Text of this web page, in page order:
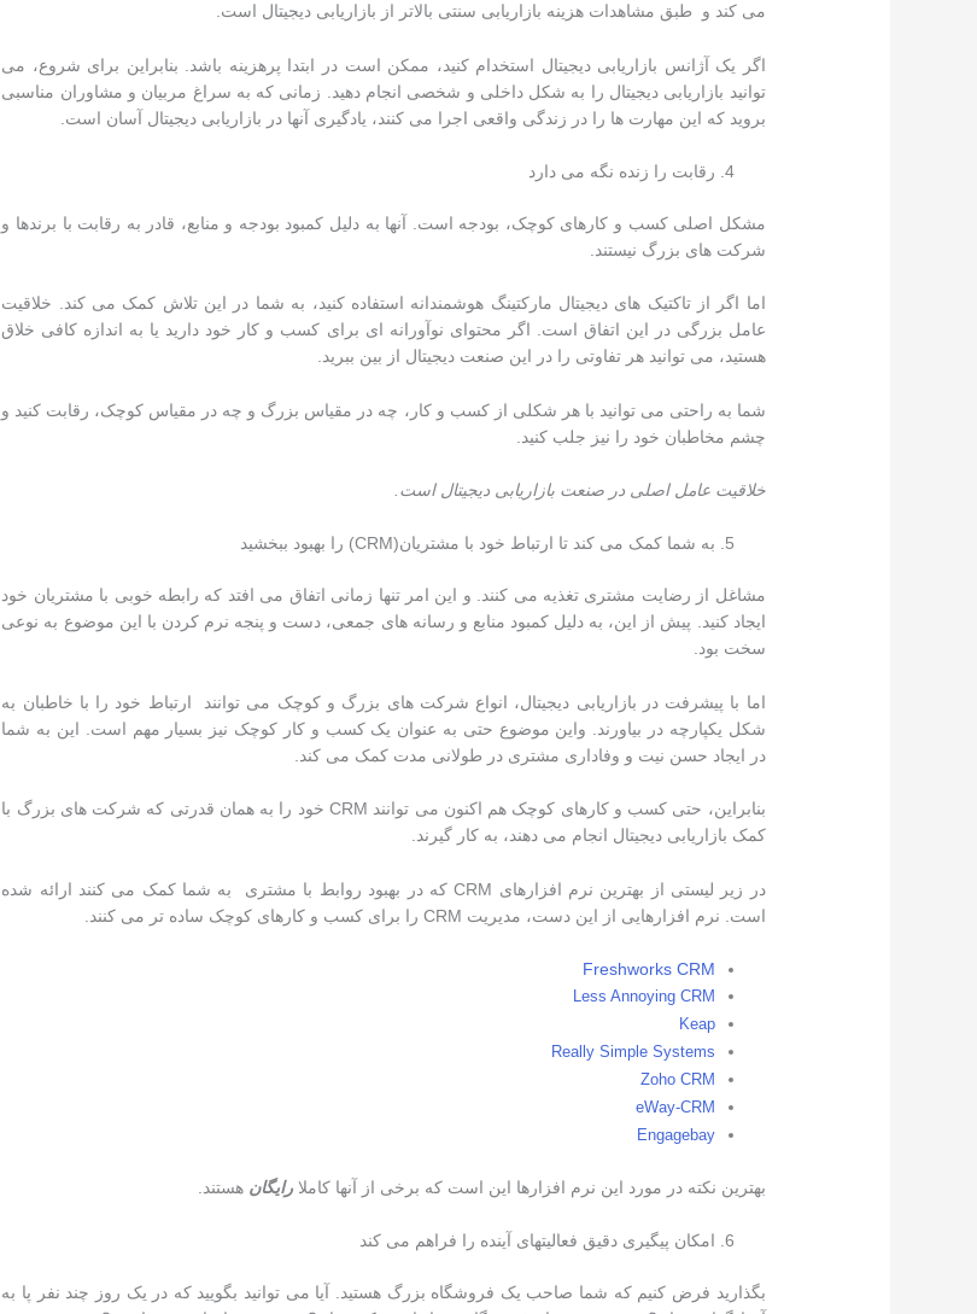
می کند و طبق مشاهدات هزینه بازاریابی سنتی بالاتر از بازاریابی دیجیتال است.
اگر یک آژانس بازاریابی دیجیتال استخدام کنید، ممکن است در ابتدا پرهزینه باشد. بنابراین برای شروع، می
توانید بازاریابی دیجیتال را به شکل داخلی و شخصی انجام دهید. زمانی که به سراغ مربیان و مشاوران مناسبی
بروید که این مهارت ها را در زندگی واقعی اجرا می کنند، یادگیری آنها در بازاریابی دیجیتال آسان است.
رقابت را زنده نگه می دارد
مشکل اصلی کسب و کارهای کوچک، بودجه است. آنها به دلیل کمبود بودجه و منابع، قادر به رقابت با برندها و
شرکت های بزرگ نیستند.
اما اگر از تاکتیک های دیجیتال مارکتینگ هوشمندانه استفاده کنید، به شما در این تلاش کمک می کند. خلاقیت
عامل بزرگی در این اتفاق است. اگر محتوای نوآورانه ای برای کسب و کار خود دارید یا به اندازه کافی خلاق
هستید، می توانید هر تفاوتی را در این صنعت دیجیتال از بین ببرید.
شما به راحتی می توانید با هر شکلی از کسب و کار، چه در مقیاس بزرگ و چه در مقیاس کوچک، رقابت کنید و
چشم مخاطبان خود را نیز جلب کنید.
خلاقیت عامل اصلی در صنعت بازاریابی دیجیتال است
به شما کمک می کند تا ارتباط خود با مشتریان(CRM) را بهبود ببخشید
مشاغل از رضایت مشتری تغذیه می کنند. و این امر تنها زمانی اتفاق می افتد که رابطه خوبی با مشتریان خود
ایجاد کنید. پیش از این، به دلیل کمبود منابع و رسانه های جمعی، دست و پنجه نرم کردن با این موضوع به نوعی
سخت بود.
اما با پیشرفت در بازاریابی دیجیتال، انواع شرکت های بزرگ و کوچک می توانند ارتباط خود را با خاطبان به
شکل یکپارچه در بیاورند. واین موضوع حتی به عنوان یک کسب و کار کوچک نیز بسیار مهم است. این به شما
در ایجاد حسن نیت و وفاداری مشتری در طولانی مدت کمک می کند.
بنابراین، حتی کسب و کارهای کوچک هم اکنون می توانند CRM خود را به همان قدرتی که شرکت های بزرگ با
کمک بازاریابی دیجیتال انجام می دهند، به کار گیرند.
در زیر لیستی از بهترین نرم افزارهای CRM که در بهبود روابط با مشتری به شما کمک می کنند ارائه شده
است. نرم افزارهایی از این دست، مدیریت CRM را برای کسب و کارهای کوچک ساده تر می کنند.
Freshworks CRM
Less Annoying CRM
Keap
Really Simple Systems
Zoho CRM
eWay-CRM
Engagebay
بهترین نکته در مورد این نرم افزارها این است که برخی از آنها کاملارایگان هستند.
امکان پیگیری دقیق فعالیتهای آینده را فراهم می کند
بگذارید فرض کنیم که شما صاحب یک فروشگاه بزرگ هستید. آیا می توانید بگویید که در یک روز چند نفر پا به